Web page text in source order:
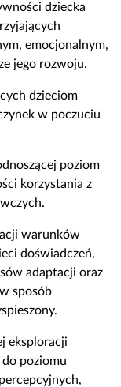
dziecka
emocjonalnym,
jego rozwoju.
dzieciom
w poczuciu
poziom
korzystania z
warunków
doświadczeń,
adaptacji oraz
sposób
eksploracji
poziomu